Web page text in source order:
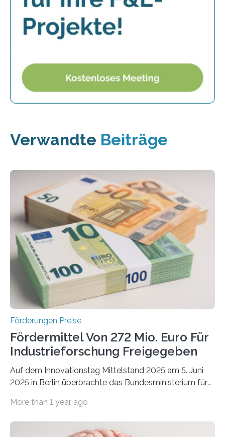
Verwandte Beiträge
Förderungen Preise
Fördermittel Von 272 Mio. Euro Für
Industrieforschung Freigegeben
Auf dem Innovationstag Mittelstand 2025 am 5. Juni
2025 in Berlin überbrachte das Bundesministerium für
Überplanmäßige Verpflichtungsermächtigungen in
Woche vom Haushaltsausschuss freigegeben – unter
More than 1 year ago